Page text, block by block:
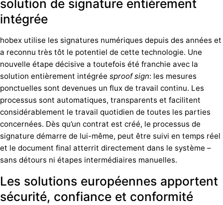
solution de signature entièrement
intégrée
hobex utilise les signatures numériques depuis des années et
a reconnu très tôt le potentiel de cette technologie. Une
nouvelle étape décisive a toutefois été franchie avec la
solution entièrement intégrée sproof sign: les mesures
ponctuelles sont devenues un flux de travail continu. Les
processus sont automatiques, transparents et facilitent
considérablement le travail quotidien de toutes les parties
concernées. Dès qu’un contrat est créé, le processus de
signature démarre de lui-même, peut être suivi en temps réel
et le document final atterrit directement dans le système –
sans détours ni étapes intermédiaires manuelles.
Les solutions européennes apportent
sécurité, confiance et conformité